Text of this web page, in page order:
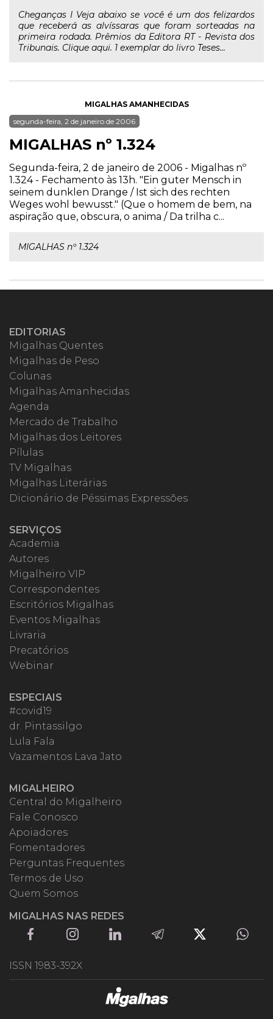
Cheganças I Veja abaixo se você é um dos felizardos
que receberá as alvíssaras que foram sorteadas na
primeira rodada. Prêmios da Editora RT - Revista dos
Tribunais. Clique aqui. 1 exemplar do livro Teses...
MIGALHAS AMANHECIDAS
segunda-feira, 2 de janeiro de 2006
MIGALHAS nº 1.324
Segunda-feira, 2 de janeiro de 2006 - Migalhas nº
1.324 - Fechamento às 13h. "Ein guter Mensch in
seinem dunklen Drange / Ist sich des rechten
Weges wohl bewusst." (Que o homem de bem, na
aspiração que, obscura, o anima / Da trilha c...
MIGALHAS nº 1.324
EDITORIAS
Migalhas Quentes
Migalhas de Peso
Colunas
Migalhas Amanhecidas
Agenda
Mercado de Trabalho
Migalhas dos Leitores
Pílulas
TV Migalhas
Migalhas Literárias
Dicionário de Péssimas Expressões
SERVIÇOS
Academia
Autores
Migalheiro VIP
Correspondentes
Escritórios Migalhas
Eventos Migalhas
Livraria
Precatórios
Webinar
ESPECIAIS
#covid19
dr. Pintassilgo
Lula Fala
Vazamentos Lava Jato
MIGALHEIRO
Central do Migalheiro
Fale Conosco
Apoiadores
Fomentadores
Perguntas Frequentes
Termos de Uso
Quem Somos
MIGALHAS NAS REDES
ISSN 1983-392X